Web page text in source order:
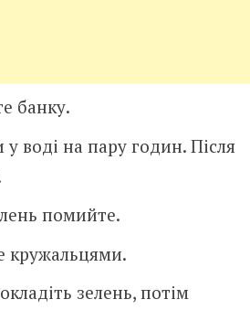
банку.
у воді на пару годин. Після
помийте.
кружальцями.
зелень, потім